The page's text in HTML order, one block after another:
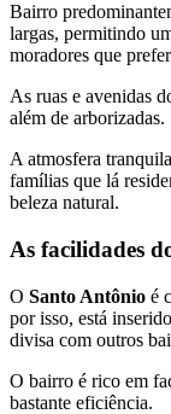
Bairro
largas, permitindo
moradores que
As ruas e avenidas
além de arborizadas.
A atmosfera
famílias que lá
beleza natural.
As facilidades
O Santo Antônio é
por isso, está
divisa com outros
O bairro é rico em
bastante eficiência.